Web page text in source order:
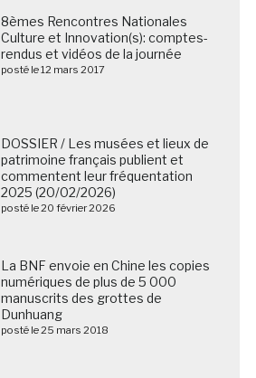
8èmes Rencontres Nationales
Culture et Innovation(s): comptes-
rendus et vidéos de la journée
posté le 12 mars 2017
DOSSIER / Les musées et lieux de
patrimoine français publient et
commentent leur fréquentation
2025 (20/02/2026)
posté le 20 février 2026
La BNF envoie en Chine les copies
numériques de plus de 5 000
manuscrits des grottes de
Dunhuang
posté le 25 mars 2018